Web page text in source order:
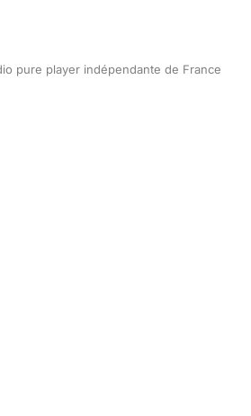
pure player indépendante de France